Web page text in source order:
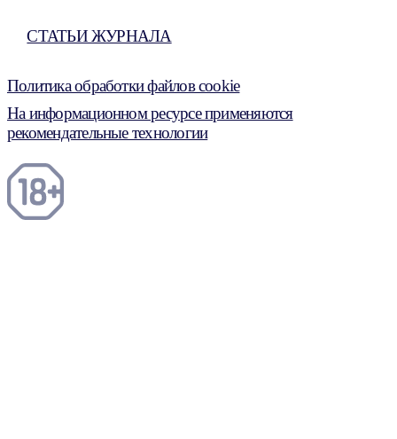
СТАТЬИ ЖУРНАЛА
Политика обработки файлов cookie
На информационном ресурсе применяются
рекомендательные технологии